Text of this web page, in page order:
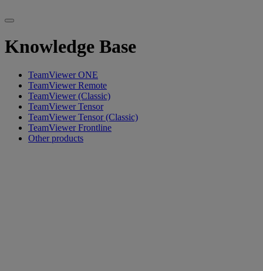
Knowledge Base
TeamViewer ONE
TeamViewer Remote
TeamViewer (Classic)
TeamViewer Tensor
TeamViewer Tensor (Classic)
TeamViewer Frontline
Other products